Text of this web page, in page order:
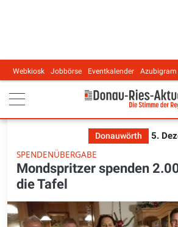
Main navigation
Webkiosk Jobbörse Eventkalender Azubigram
Donauwörth
5.
SPENDENÜBERGABE
Mondspritzer spenden
die Tafel